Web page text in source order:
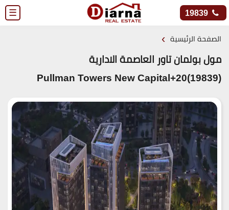
☰ 19839
الصفحة الرئيسية ›
مول بولمان تاور العاصمة الادارية
(19839)20+Pullman Towers New Capital